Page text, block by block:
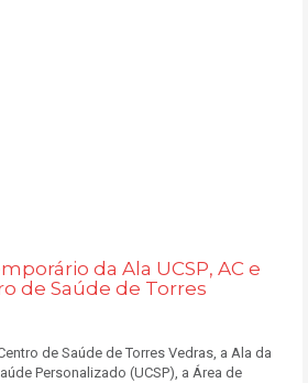
da Ala UCSP, AC e
de Saúde de Torres
de Saúde de Torres Vedras, a Ala da
Personalizado (UCSP), a Área de